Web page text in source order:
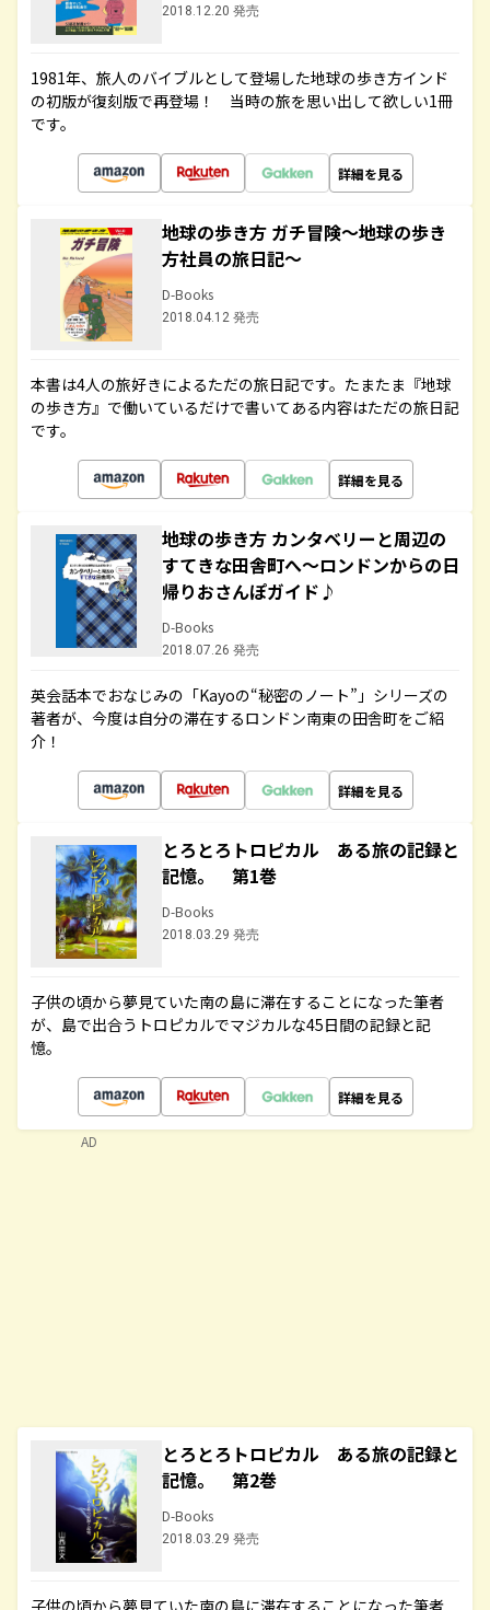
2018.12.20 発売
1981年、旅人のバイブルとして登場した地球の歩き方インド
の初版が復刻版で再登場！ 当時の旅を思い出して欲しい1冊
です。
詳細を見る
地球の歩き方 ガチ冒険～地球の歩き
方社員の旅日記～
D-Books
2018.04.12 発売
本書は4人の旅好きによるただの旅日記です。たまたま『地球
の歩き方』で働いているだけで書いてある内容はただの旅日記
です。
詳細を見る
地球の歩き方 カンタベリーと周辺の
すてきな田舎町へ～ロンドンからの日
帰りおさんぽガイド♪
D-Books
2018.07.26 発売
英会話本でおなじみの「Kayoの“秘密のノート”」シリーズの
著者が、今度は自分の滞在するロンドン南東の田舎町をご紹
介！
詳細を見る
とろとろトロピカル ある旅の記録と
記憶。 第1巻
D-Books
2018.03.29 発売
子供の頃から夢見ていた南の島に滞在することになった筆者
が、島で出合うトロピカルでマジカルな45日間の記録と記
憶。
詳細を見る
とろとろトロピカル ある旅の記録と
記憶。 第2巻
D-Books
2018.03.29 発売
子供の頃から夢見ていた南の島に滞在することになった筆者
AD